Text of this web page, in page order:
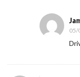
D
r
v
05/